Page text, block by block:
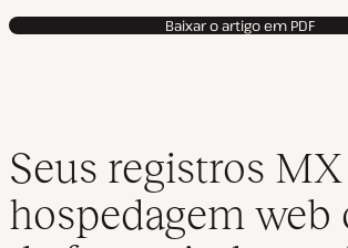
Baixar o artigo em PDF
Seus registros
hospedagem web